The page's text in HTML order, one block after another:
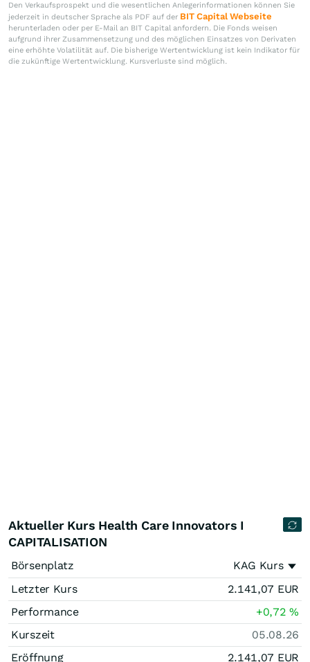
Den Verkaufsprospekt und die wesentlichen Anlegerinformationen können Sie
jederzeit in deutscher Sprache als PDF auf der BIT Capital Webseite
herunterladen oder per E-Mail an BIT Capital anfordern. Die Fonds weisen
aufgrund ihrer Zusammensetzung und des möglichen Einsatzes von Derivaten
eine erhöhte Volatilität auf. Die bisherige Wertentwicklung ist kein Indikator für
die zukünftige Wertentwicklung. Kursverluste sind möglich.
Aktueller Kurs Health Care Innovators I
CAPITALISATION
Börsenplatz
KAG Kurs
Letzter Kurs
2.141,07 EUR
Performance
+0,72%
Kurszeit
05.08.26
Eröffnung
2.141,07 EUR